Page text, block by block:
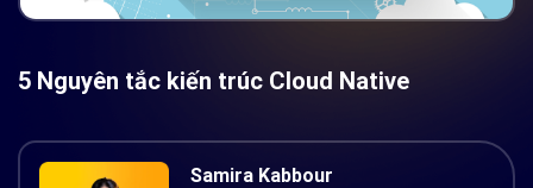
5 Nguyên tắc kiến trúc Cloud Native
Samira Kabbour